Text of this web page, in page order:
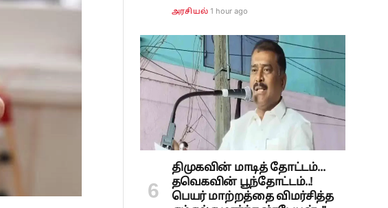
அரசியல் 1 hour ago
திமுகவின் மாடித் தோட்டம்...
தவெகவின் பூந்தோட்டம்..!
பெயர் மாற்றத்தை விமர்சித்த